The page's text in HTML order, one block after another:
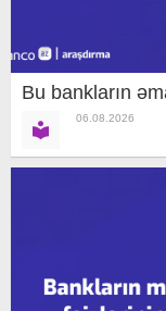
Bu bankların
06.08.2026